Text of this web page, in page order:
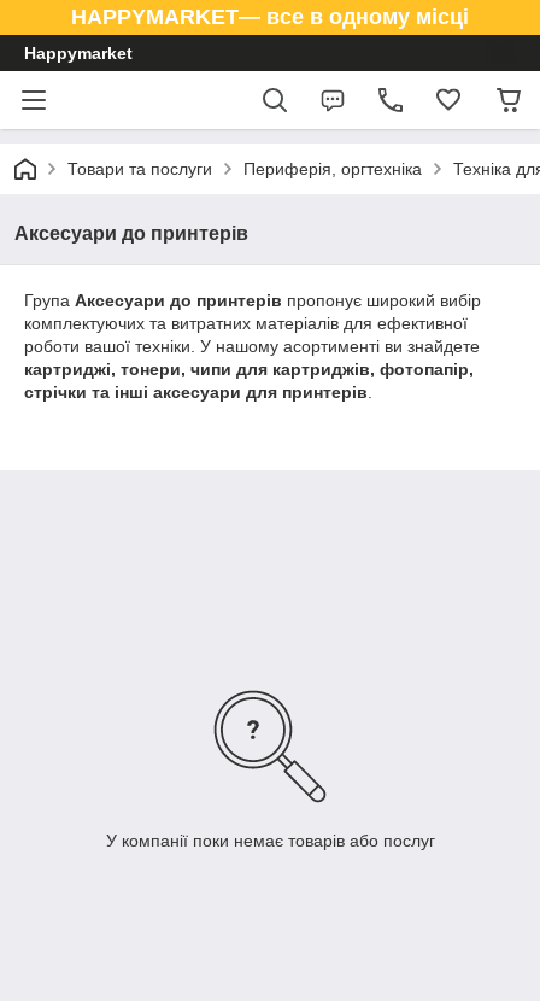
HAPPYMARKET— все в одному місці
Happymarket
Товари та послуги Периферія, оргтехніка Техніка
Аксесуари до принтерів
Група Аксесуари до принтерів пропонує широкий вибір
комплектуючих та витратних матеріалів для ефективної
роботи вашої техніки. У нашому асортименті ви знайдете
картриджі, тонери, чипи для картриджів, фотопапір,
стрічки та інші аксесуари для принтерів
У компанії поки немає товарів або послуг